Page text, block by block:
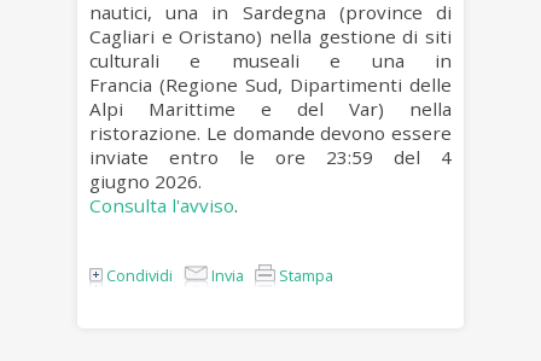
nautici,una in Sardegna (province di
Cagliari e Oristano) nella gestione di siti
culturali e museali e una in
Francia (Regione Sud, Dipartimenti delle
Alpi Marittime e del Var) nella
ristorazione. Le domande devono essere
inviate entro le ore 23:59 del 4
giugno 2026.
Consulta l'avviso.
Condividi Invia Stampa